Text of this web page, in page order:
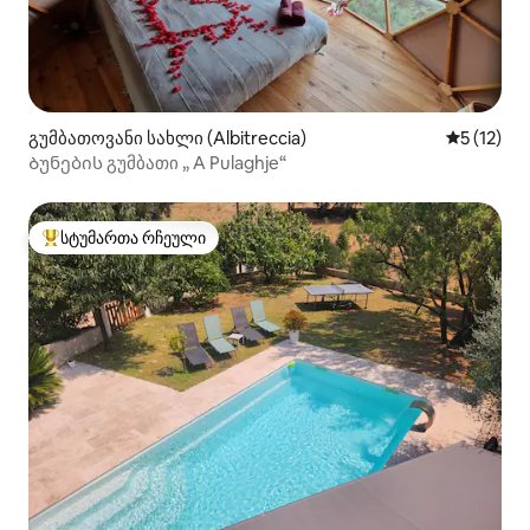
გუმბათოვანი სახლი (Albitreccia) საშუალო
5 (12)
Ბუნების გუმბათი „ A Pulaghje“
სტუმართა რჩეული მოწინავე ვარიანტი
სტუმართა რჩეული